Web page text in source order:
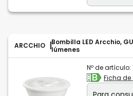
ARCCHIO
Bombilla LED Arcchio,
lúmenes
Nº de artículo:
Ficha